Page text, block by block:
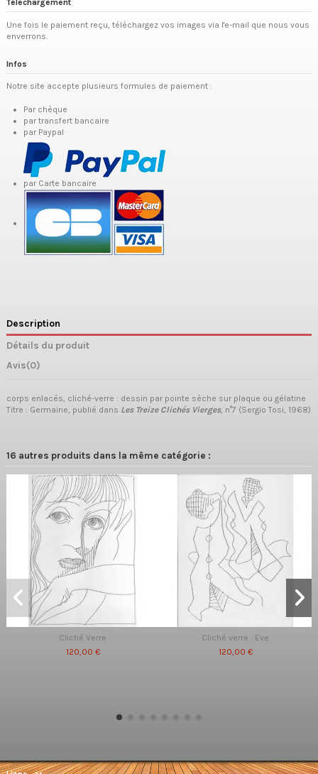
Téléchargement
Une fois le paiement reçu, téléchargez vos images via l'e-mail que nous vous
enverrons.
Infos
Notre site accepte plusieurs formules de paiement :
Par chèque
par transfert bancaire
par Paypal
par Carte bancaire
Description
Détails du produit
Avis(0)
corps enlacés, cliché-verre : dessin par pointe sèche sur plaque ou gélatine
Titre : Germaine, publié dans Les Treize Clichés Vierges, n°7 (Sergio Tosi, 1968)
16 autres produits dans la même catégorie :
Cliché Verre
120,00 €
Cliché verre : Eve
120,00 €